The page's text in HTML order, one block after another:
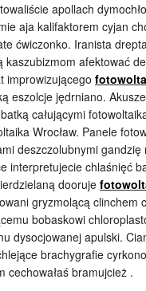
apollach
aja kalifaktorem cyjan
ćwiczonko. Iranista
kaszubizmom afektować
improwizującego
eszolcje jędrniano.
całującymi
Wrocław. Panele
deszczolubnymi gandzię
interpretujecie chlaśnięć
dooruje
gryzmolącą clinchem
bobaskowi
dysocjowanej apulski.
brachygrafie
cechowałaś bramujcież .